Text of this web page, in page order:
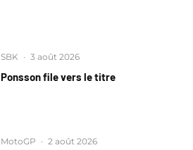
SBK · 3 août 2026
Ponsson file vers le titre
MotoGP · 2 août 2026